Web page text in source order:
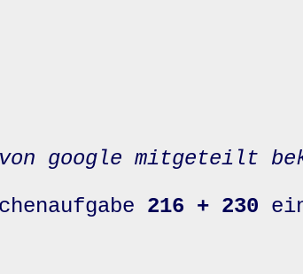
google mitgeteilt
216 + 230